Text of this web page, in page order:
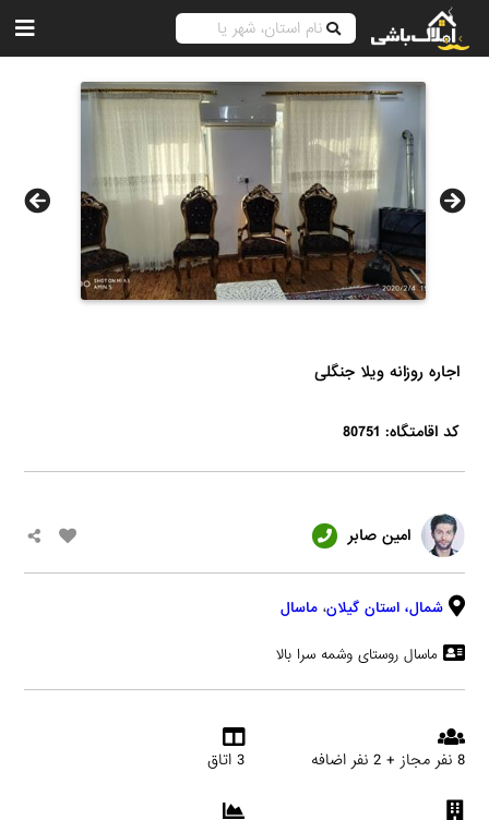
اجاره روزانه ویلا جنگلی
کد اقامتگاه: 80751
امین صابر
شمال، استان گیلان، ماسال
ماسال روستای وشمه سرا بالا
8 نفر مجاز + 2 نفر اضافه 3 اتاق